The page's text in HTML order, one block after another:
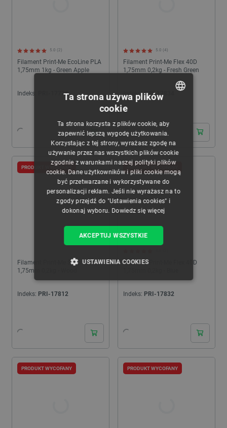
Filament Print-Me EcoLine PLA
1,75mm 1kg - Green Apple
5.0 (2)
Indeks: PRI-17775
Filament Print-Me Flex 40D
1,75mm 0,2kg - Fresh Green
5.0 (4)
Indeks:PRI-17834
Filament Print-Me SmartFit PLA
1,75mm 0,2kg - Wood
Indeks: PRI-17812
PRODUKT WYCOFANY
Filament Print-Me Flex 40D
Indeks: PRI-17832
PRODUKT WYCOFANY PRODUKT WYCOFANY
CZECH
ENGLISH
GERMAN
Ta strona używa plików
cookie
Ta strona korzysta z plików cookie, aby
zapewnić lepszą wygodę użytkowania.
Korzystając z tej strony, wyrażasz zgodę na
używanie przez nas wszystkich plików cookie
zgodnie z warunkami naszej polityki plików
cookie. Dane użytkowników i pliki cookie mogą
być przetwarzane i wykorzystywane do
personalizacji reklam. Jeśli nie wyrażasz na to
zgody przejdź do "Ustawienia cookies" i
dokonaj wyboru. Dowiedz się więcej
AKCEPTUJ WSZYSTKIE
USTAWIENIA COOKIES
FUNKCJONALNOŚĆ